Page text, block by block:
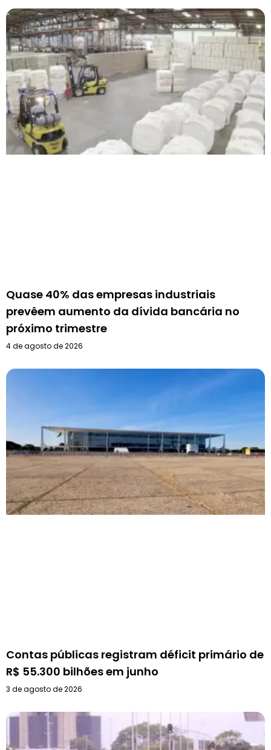
Quase 40% das empresas industriais
prevêem aumento da dívida bancária no
próximo trimestre
4 de agosto de 2026
Contas públicas registram déficit primário de
R$ 55.300 bilhões em junho
3 de agosto de 2026